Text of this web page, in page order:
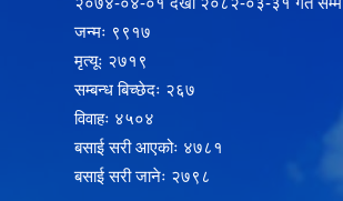
जन्मः ९९१७
मृत्यूः २७१९
सम्बन्ध बिच्छेदः २६७
विवाहः ४५०४
बसाई सरी आएकोः ४७८१
बसाई सरी जानेः २७९८